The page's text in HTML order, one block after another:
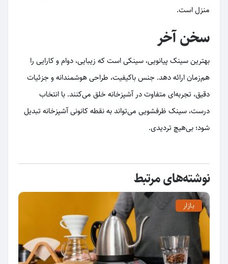
منزل است.
سخن آخر
بهترین سینک پیانویی، سینکی است که زیبایی، دوام و کارایی را
هم‌زمان ارائه دهد. جنس باکیفیت، طراحی هوشمندانه و جزئیات
دقیق، تجربه‌ای متفاوت در آشپزخانه خلق می‌کنند. با انتخاب
درست، سینک ظرفشویی می‌تواند به نقطه کانونی آشپزخانه تبدیل
شود؛ بی‌هیچ تردیدی.
نوشته‌های مرتبط
بازار